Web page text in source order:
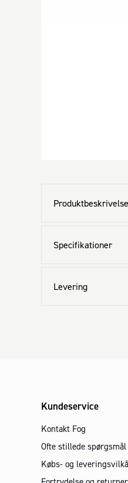
Produktbeskrivelse
Specifikationer
Levering
Kundeservice
Kontakt Fog
Ofte stillede spørgsmål
Købs- og